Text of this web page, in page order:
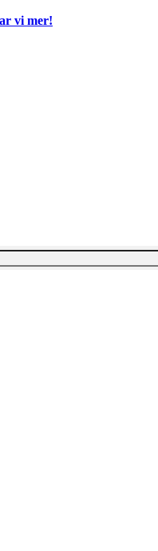
vi mer!